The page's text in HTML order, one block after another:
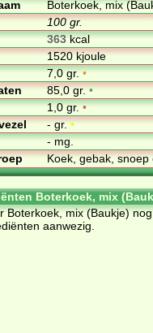
Boterkoek, mix
100 gr.
363kcal
1520 kjoule
7,0 gr.•
85,0 gr.•
1,0 gr.•
- gr.•
- mg.
Koek, gebak,
Boterkoek, mix
Boterkoek, mix (Baukje) nog
aanwezig.